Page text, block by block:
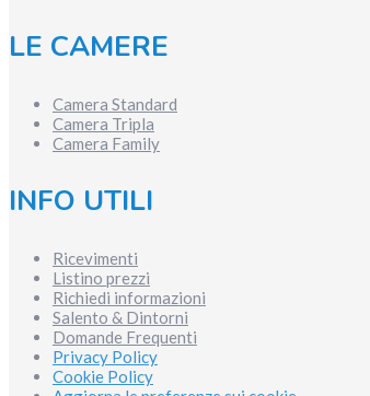
LE CAMERE
Camera Standard
Camera Tripla
Camera Family
INFO UTILI
Ricevimenti
Listino prezzi
Richiedi informazioni
Salento & Dintorni
Domande Frequenti
Privacy Policy
Cookie Policy